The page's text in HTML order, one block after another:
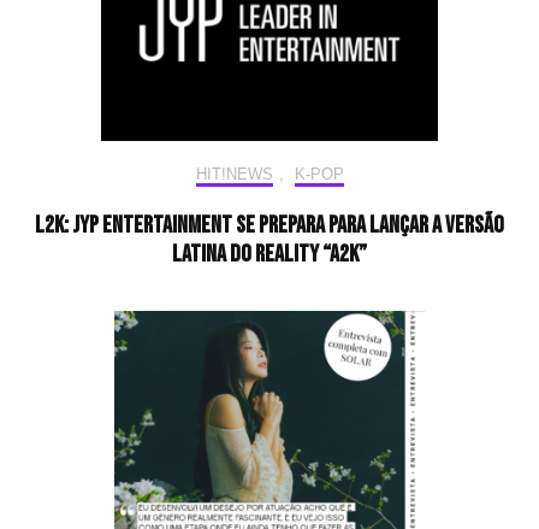
HIT!NEWS , K-POP
L2K: JYP Entertainment se prepara para lançar a versão
latina do reality “A2K”